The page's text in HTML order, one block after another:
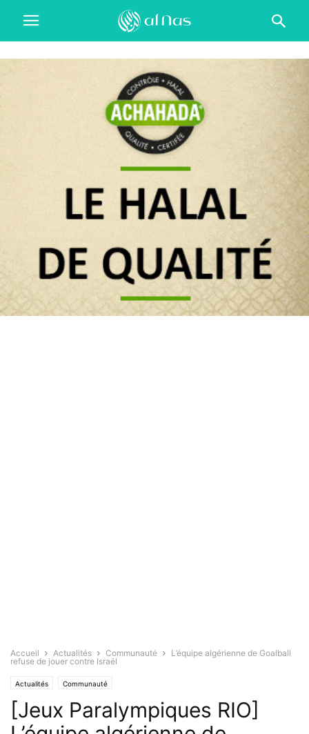
Accueil Actualités Communauté
L’équipe algérienne de Goalball
refuse de jouer contre Israël
Actualités Communauté
[Jeux Paralympiques RIO]